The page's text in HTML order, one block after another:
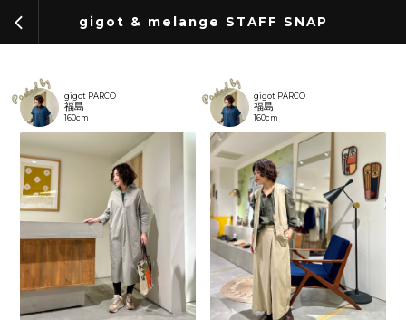
gigot & melange STAFF SNAP
arrow_back_ios
gigot PARCO
福島
160cm
gigot PARCO
福島
160cm